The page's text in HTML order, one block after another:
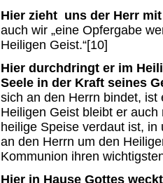
Hier zieht uns der Herr
auch wir „eine Opfergabe
Heiligen Geist.“[10]
Hier durchdringt er im
Seele in der Kraft seines
sich an den Herrn bindet, ist
Heiligen Geist bleibt er
heilige Speise verdaut ist,
an den Herrn um den
Kommunion ihren
Hier in Hause Gottes